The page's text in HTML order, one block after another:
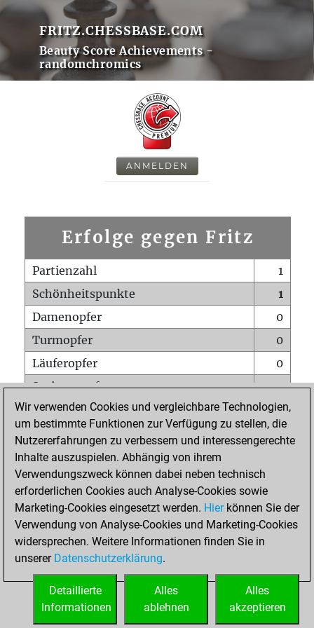
FRITZ.CHESSBASE.COM
Beauty Score Achievements -
randomchromics
ANMELDEN
Erfolge gegen Fritz
Partienzahl
1
Schönheitspunkte
1
Damenopfer
0
Turmopfer
0
Läuferopfer
0
Springeropfer
0
Bauernopfer
0
Matt auf vollem Brett
0
Bauer setzt Matt
Erstickte Matts
Unterverwandlungen
0
Türme auf der siebten
0
STARTSEITE
Wir verwenden Cookies und vergleichbare Technologien,
um bestimmte Funktionen zur Verfügung zu stellen, die
Nutzererfahrungen zu verbessern und interessengerechte
Inhalte auszuspielen. Abhängig von ihrem
Verwendungszweck können dabei neben technisch
erforderlichen Cookies auch Analyse-Cookies sowie
Marketing-Cookies eingesetzt werden. Hierkönnen Sie der
Verwendung von Analyse-Cookies und Marketing-Cookies
widersprechen. Weitere Informationen finden Sie in
unserer Datenschutzerklärung.
Alles
akzeptieren
Alles
ablehnen
Detaillierte
Informationen